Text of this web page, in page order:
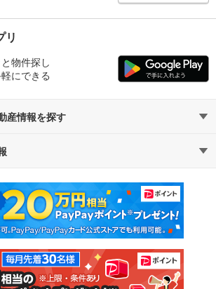
リ
物件探し
にできる
産情報を探す
中古マンション
中古一戸建て
土地
教えて！住まいの先生